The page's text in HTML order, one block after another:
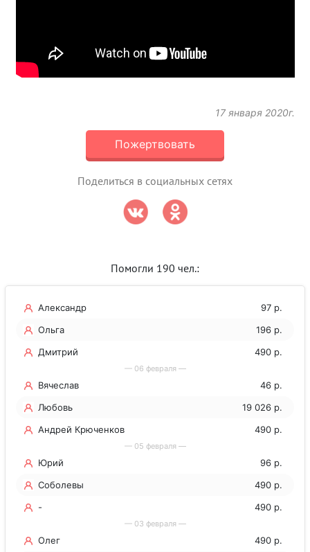
17 января 2020г.
Пожертвовать
Поделиться в социальных сетях
Помогли 190 чел.:
Александр
97 р.
Ольга
196 р.
Дмитрий
490 р.
— 06 февраля —
Вячеслав
46 р.
Любовь
19 026 р.
Андрей Крюченков
490 р.
— 05 февраля —
Юрий
96 р.
Соболевы
490 р.
-
490 р.
— 03 февраля —
Олег
490 р.